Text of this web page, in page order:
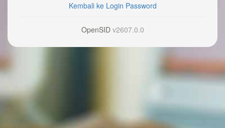
Kembali ke Login Password
OpenSIDv2607.0.0